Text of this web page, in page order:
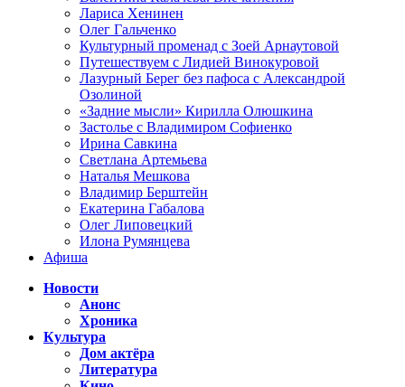
Лариса Хенинен
Олег Гальченко
Культурный променад с Зоей Арнаутовой
Путешествуем с Лидией Винокуровой
Лазурный Берег без пафоса с Александрой
Озолиной
«Задние мысли» Кирилла Олюшкина
Застолье с Владимиром Софиенко
Ирина Савкина
Светлана Артемьева
Наталья Мешкова
Владимир Берштейн
Екатерина Габалова
Олег Липовецкий
Илона Румянцева
Афиша
Новости
Анонс
Хроника
Культура
Дом актёра
Литература